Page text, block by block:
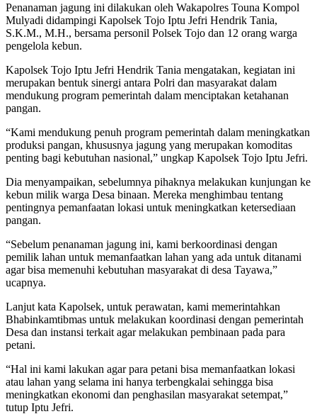
Penanaman jagung ini dilakukan oleh Wakapolres Touna Kompol
Mulyadi didampingi Kapolsek Tojo Iptu Jefri Hendrik Tania,
S.K.M., M.H., bersama personil Polsek Tojo dan 12 orang warga
pengelola kebun.
Kapolsek Tojo Iptu Jefri Hendrik Tania mengatakan, kegiatan ini
merupakan bentuk sinergi antara Polri dan masyarakat dalam
mendukung program pemerintah dalam menciptakan ketahanan
pangan.
“Kami mendukung penuh program pemerintah dalam meningkatkan
produksi pangan, khususnya jagung yang merupakan komoditas
penting bagi kebutuhan nasional,” ungkap Kapolsek Tojo Iptu Jefri.
Dia menyampaikan, sebelumnya pihaknya melakukan kunjungan ke
kebun milik warga Desa binaan. Mereka menghimbau tentang
pentingnya pemanfaatan lokasi untuk meningkatkan ketersediaan
pangan.
“Sebelum penanaman jagung ini, kami berkoordinasi dengan
pemilik lahan untuk memanfaatkan lahan yang ada untuk ditanami
agar bisa memenuhi kebutuhan masyarakat di desa Tayawa,”
ucapnya.
Lanjut kata Kapolsek, untuk perawatan, kami memerintahkan
Bhabinkamtibmas untuk melakukan koordinasi dengan pemerintah
Desa dan instansi terkait agar melakukan pembinaan pada para
petani.
“Hal ini kami lakukan agar para petani bisa memanfaatkan lokasi
atau lahan yang selama ini hanya terbengkalai sehingga bisa
meningkatkan ekonomi dan penghasilan masyarakat setempat,”
tutup Iptu Jefri.